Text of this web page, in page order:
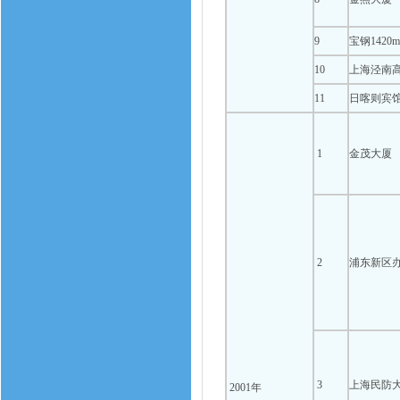
9 宝钢
10 上海泾南
11 日喀则宾
2001年
1 金茂大厦
2 浦东新区
3 上海民防